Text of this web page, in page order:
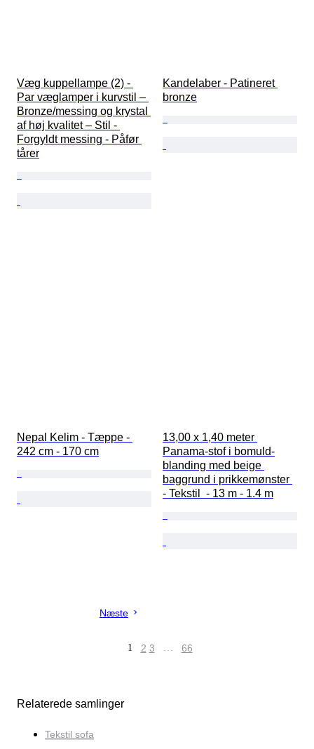
Væg kuppellampe (2) -
Par væglamper i kurvstil –
Bronze/messing og krystal
af høj kvalitet – Stil -
Forgyldt messing - Påfør
tårer
Kandelaber - Patineret
bronze
Nepal Kelim - Tæppe -
242 cm - 170 cm
13,00 x 1,40 meter
Panama-stof i bomuld-
blanding med beige
baggrund i prikkemønster
- Tekstil  - 13 m - 1.4 m
Næste
1 2 3 … 66
Relaterede samlinger
Tekstil sofa